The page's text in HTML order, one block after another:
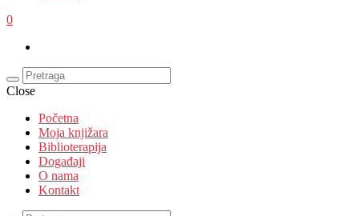
0
Close
Početna
Moja knjižara
Biblioterapija
Događaji
O nama
Kontakt